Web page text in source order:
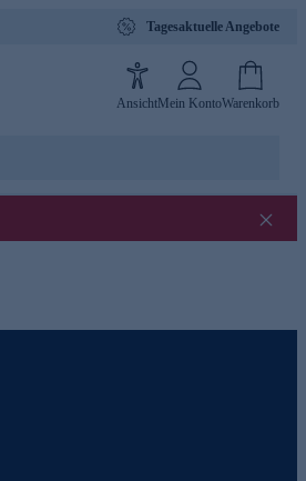
Tagesaktuelle Angebote
AnsichtMein KontoWarenkorb